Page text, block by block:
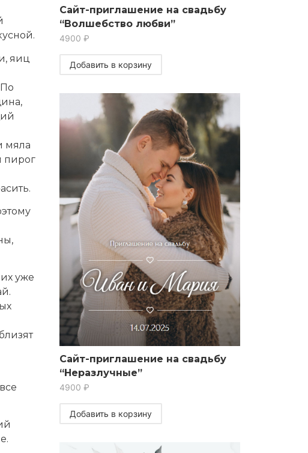
яиц
мяла
пирог
уже
Сайт-приглашение на свадьбу
“Волшебство любви”
4900 ₽
Добавить в корзину
Сайт-приглашение на свадьбу
“Неразлучные”
4900 ₽
Добавить в корзину